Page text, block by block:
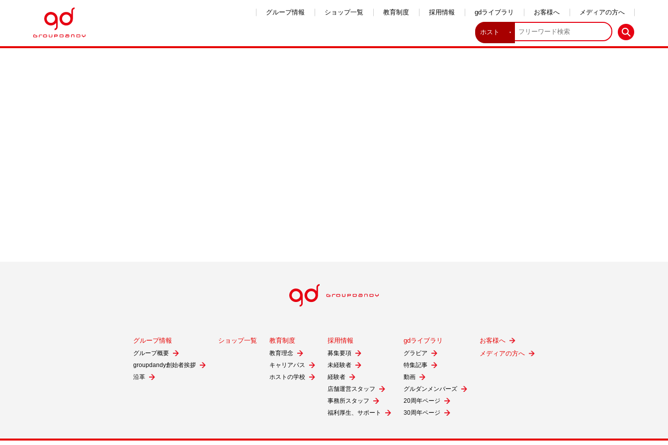
グループ情報 ショップ一覧 教育制度 採用情報 gdライブラリ お客様へ メディアの方へ
ホスト
グループ情報
グループ概要
groupdandy創始者挨拶
沿革
ショップ一覧 教育制度
教育理念
キャリアパス
ホストの学校
採用情報
募集要項
未経験者
経験者
店舗運営スタッフ
事務所スタッフ
福利厚生、サポート
gdライブラリ
グラビア
特集記事
動画
グルダンメンバーズ
20周年ページ
30周年ページ
お客様へ
メディアの方へ